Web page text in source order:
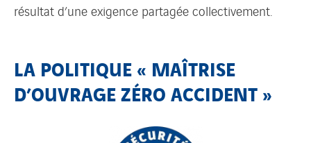
résultat d’une exigence partagée collectivement.
LA POLITIQUE « MAÎTRISE
D’OUVRAGE ZÉRO ACCIDENT »